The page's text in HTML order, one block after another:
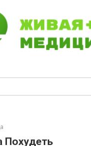
Похудеть